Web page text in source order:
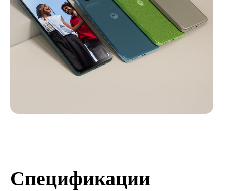
Спецификации